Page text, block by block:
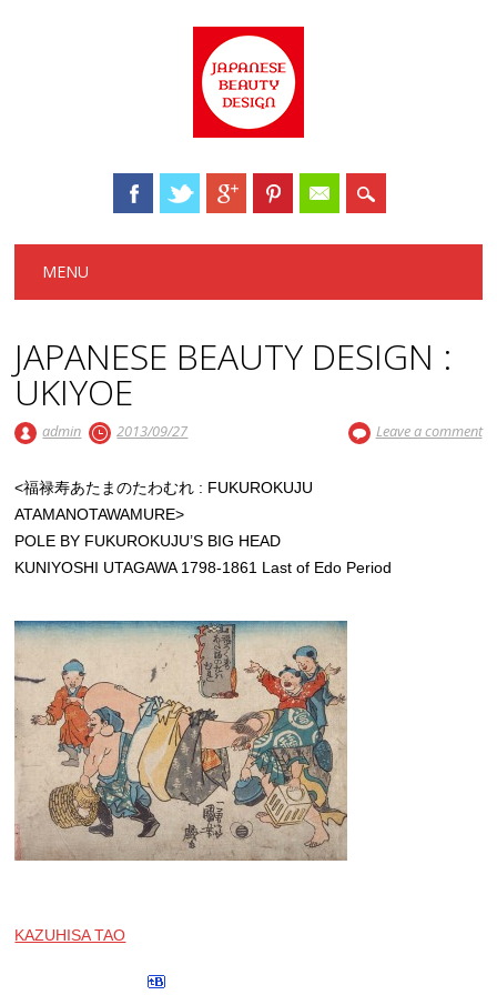
Main menu
MENU
JAPANESE BEAUTY DESIGN :
UKIYOE
admin 2013/09/27 Leave a comment
<福禄寿あたまのたわむれ : FUKUROKUJU
ATAMANOTAWAMURE>
POLE BY FUKUROKUJU’S BIG HEAD
KUNIYOSHI UTAGAWA 1798-1861 Last of Edo Period
KAZUHISA TAO